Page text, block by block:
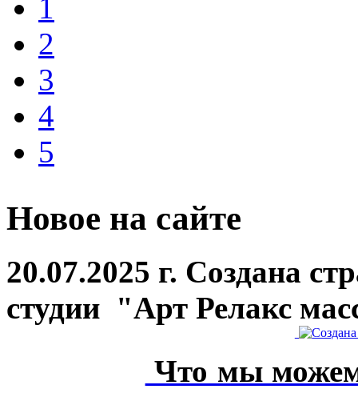
1
2
3
4
5
Новое на сайте
20.07.2025 г. Создана
студии "Арт Релакс
Что мы